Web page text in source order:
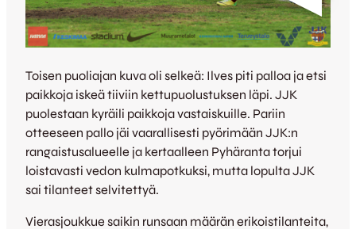
Toisen puoliajan kuva oli selkeä: Ilves piti palloa ja etsi
paikkoja iskeä tiiviin kettupuolustuksen läpi. JJK
puolestaan kyräili paikkoja vastaiskuille. Pariin
otteeseen pallo jäi vaarallisesti pyörimään JJK:n
rangaistusalueelle ja kertaalleen Pyhäranta torjui
loistavasti vedon kulmapotkuksi, mutta lopulta JJK
sai tilanteet selvitettyä.
Vierasjoukkue saikin runsaan määrän erikoistilanteita,